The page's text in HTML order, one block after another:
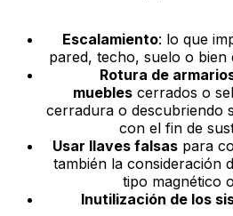
Escalamiento: lo que
pared, techo, suelo o bien
Rotura de
muebles cerrados o
cerradura o descubriendo
con el fin de
Usar llaves falsas para
también la consideración
tipo magnético
Inutilización de los